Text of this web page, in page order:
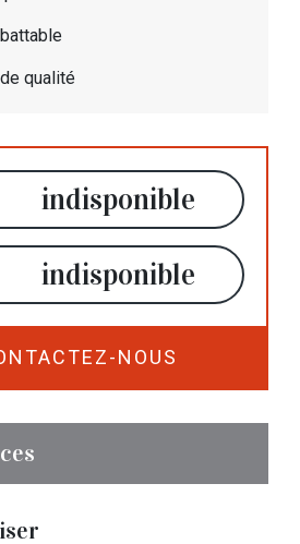
qualité
indisponible
indisponible
NOUS